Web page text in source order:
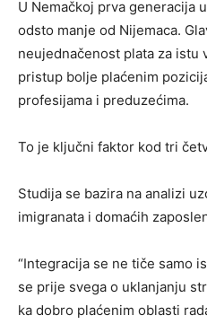
U Nemačkoj prva generacija
odsto manje od Nijemaca.
neujednačenost plata za istu
pristup bolje plaćenim
profesijama i preduzećima.
To je ključni faktor kod tri
Studija se bazira na analizi
imigranata i domaćih
“Integracija se ne tiče samo
se prije svega o uklanjanju
ka dobro plaćenim oblasti